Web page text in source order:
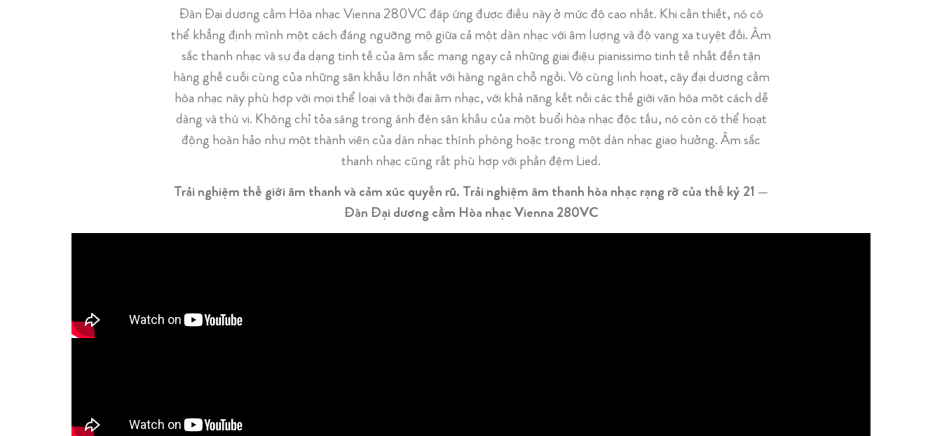
Đàn Đại dương cầm Hòa nhạc Vienna 280VC đáp ứng được điều này ở mức độ cao nhất. Khi cần thiết, nó có
thể khẳng định mình một cách đáng ngưỡng mộ giữa cả một dàn nhạc với âm lượng và độ vang xa tuyệt đối. Âm
sắc thanh nhạc và sự đa dạng tinh tế của âm sắc mang ngay cả những giai điệu pianissimo tinh tế nhất đến tận
hàng ghế cuối cùng của những sân khấu lớn nhất với hàng ngàn chỗ ngồi. Vô cùng linh hoạt, cây đại dương cầm
hòa nhạc này phù hợp với mọi thể loại và thời đại âm nhạc, với khả năng kết nối các thế giới văn hóa một cách dễ
dàng và thú vị. Không chỉ tỏa sáng trong ánh đèn sân khấu của một buổi hòa nhạc độc tấu, nó còn có thể hoạt
động hoàn hảo như một thành viên của dàn nhạc thính phòng hoặc trong một dàn nhạc giao hưởng. Âm sắc
thanh nhạc cũng rất phù hợp với phần đệm Lied.
Trải nghiệm thế giới âm thanh và cảm xúc quyến rũ. Trải nghiệm âm thanh hòa nhạc rạng rỡ của thế kỷ 21 —
Đàn Đại dương cầm Hòa nhạc Vienna 280VC